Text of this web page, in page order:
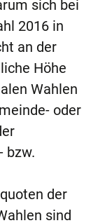
sich bei
2016 in
an der
Höhe
Wahlen
oder
bzw.
der
sind